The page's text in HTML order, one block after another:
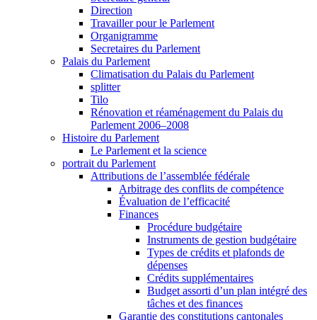
Direction
Travailler pour le Parlement
Organigramme
Secretaires du Parlement
Palais du Parlement
Climatisation du Palais du Parlement
splitter
Tilo
Rénovation et réaménagement du Palais du
Parlement 2006–2008
Histoire du Parlement
Le Parlement et la science
portrait du Parlement
Attributions de l’assemblée fédérale
Arbitrage des conflits de compétence
Évaluation de l’efficacité
Finances
Procédure budgétaire
Instruments de gestion budgétaire
Types de crédits et plafonds de
dépenses
Crédits supplémentaires
Budget assorti d’un plan intégré des
tâches et des finances
Garantie des constitutions cantonales